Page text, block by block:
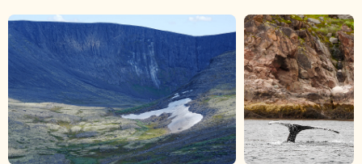
Подготовили презентацию с описанием
каждой локации, отелей и питания,
транспортом по маршруту и особенностями
нашей программы
ИПОЕХАЛИ С НАМИ!